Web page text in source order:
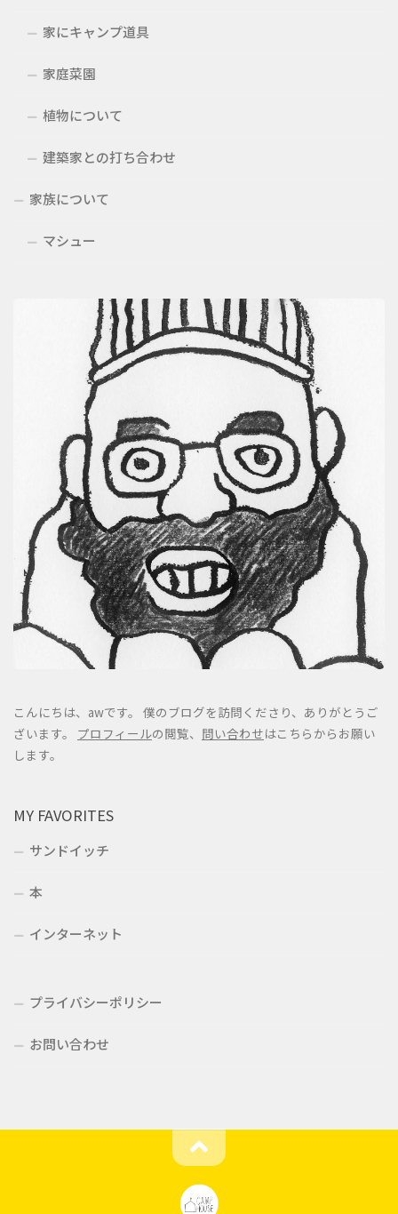
家にキャンプ道具
家庭菜園
植物について
建築家との打ち合わせ
家族について
マシュー
こんにちは、awです。 僕のブログを訪問くださり、ありがとうご
ざいます。 プロフィールの閲覧、 問い合わせはこちらからお願い
します。
MY FAVORITES
サンドイッチ
本
インターネット
プライバシーポリシー
お問い合わせ